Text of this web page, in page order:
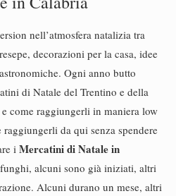
nell’atmosfera natalizia tra
decorazioni per la casa, idee
Ogni anno butto
di Natale del Trentino e della
come raggiungerli in maniera low
da qui senza spendere
i Mercatini di Natale in
alcuni sono già iniziati, altri
Alcuni durano un mese, altri